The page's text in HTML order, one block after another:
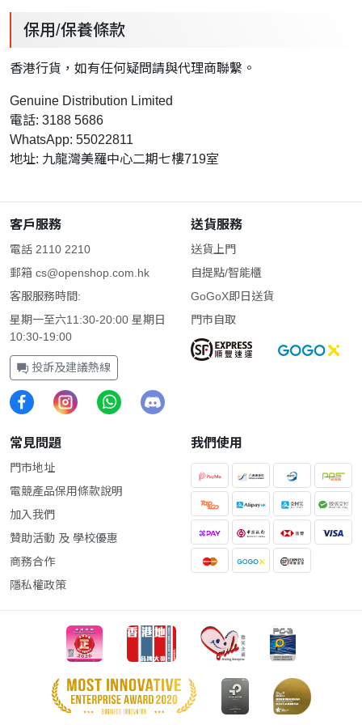
保用/保養條款
香港行貨，如有任何疑問請與代理商聯繫。
Genuine Distribution Limited
電話: 3188 5686
WhatsApp: 55022811
地址: 九龍灣美羅中心二期七樓719室
客戶服務
電話 2110 2210
郵箱 cs@openshop.com.hk
客服服務時間:
星期一至六11:30-20:00 星期日
10:30-19:00
投訴及建議熱線
送貨服務
送貨上門
自提點/智能櫃
GoGoX即日送貨
門市自取
常見問題
門市地址
電競產品保用條款說明
加入我們
贊助活動 及 學校優惠
商務合作
隱私權政策
我們使用